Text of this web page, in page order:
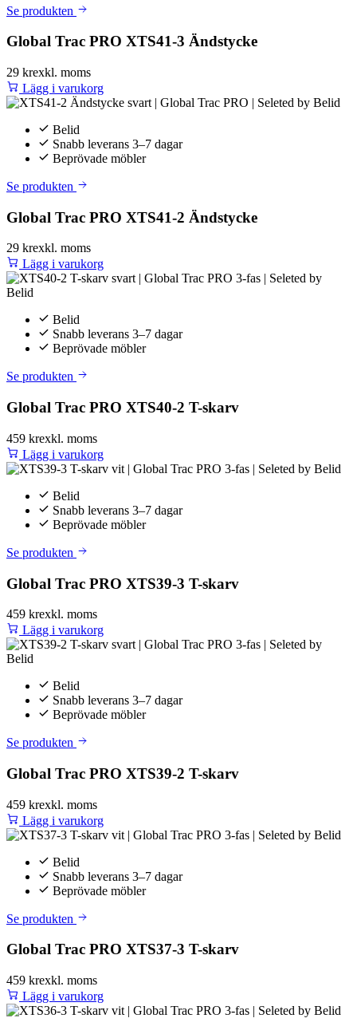
Se produkten
Global Trac PRO XTS41-3 Ändstycke
29 krexkl. moms
Lägg i varukorg
Belid
Snabb leverans 3–7 dagar
Beprövade möbler
Se produkten
Global Trac PRO XTS41-2 Ändstycke
29 krexkl. moms
Lägg i varukorg
Belid
Snabb leverans 3–7 dagar
Beprövade möbler
Se produkten
Global Trac PRO XTS40-2 T-skarv
459 krexkl. moms
Lägg i varukorg
Belid
Snabb leverans 3–7 dagar
Beprövade möbler
Se produkten
Global Trac PRO XTS39-3 T-skarv
459 krexkl. moms
Lägg i varukorg
Belid
Snabb leverans 3–7 dagar
Beprövade möbler
Se produkten
Global Trac PRO XTS39-2 T-skarv
459 krexkl. moms
Lägg i varukorg
Belid
Snabb leverans 3–7 dagar
Beprövade möbler
Se produkten
Global Trac PRO XTS37-3 T-skarv
459 krexkl. moms
Lägg i varukorg